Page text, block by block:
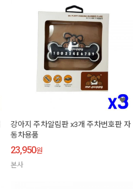
강아지 주차알림판 x3개 주차번호판 자
동차용품
23,950원
본사